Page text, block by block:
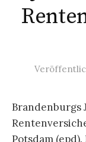
Potsdam (epd).